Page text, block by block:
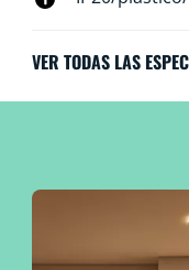
con control Wi-Fi,
VER TODAS LAS